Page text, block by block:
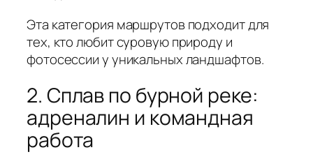
Эта категория маршрутов подходит для
тех, кто любит суровую природу и
фотосессии у уникальных ландшафтов.
2. Сплав по бурной реке:
адреналин и командная
работа